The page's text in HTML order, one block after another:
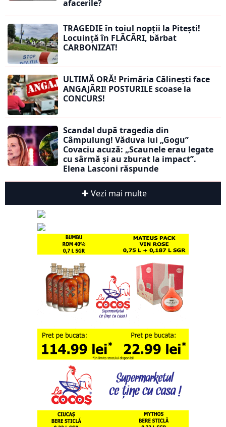
afacerile?
TRAGEDIE în toiul nopții la Pitești!
Locuință în FLĂCĂRI, bărbat
CARBONIZAT!
ULTIMĂ ORĂ! Primăria Călinești face
ANGAJĂRI! POSTURILE scoase la
CONCURS!
Scandal după tragedia din
Câmpulung! Văduva lui „Gogu”
Covaciu acuză: „Scaunele erau legate
cu sârmă și au zburat la impact”.
Elena Lasconi răspunde
Vezi mai multe